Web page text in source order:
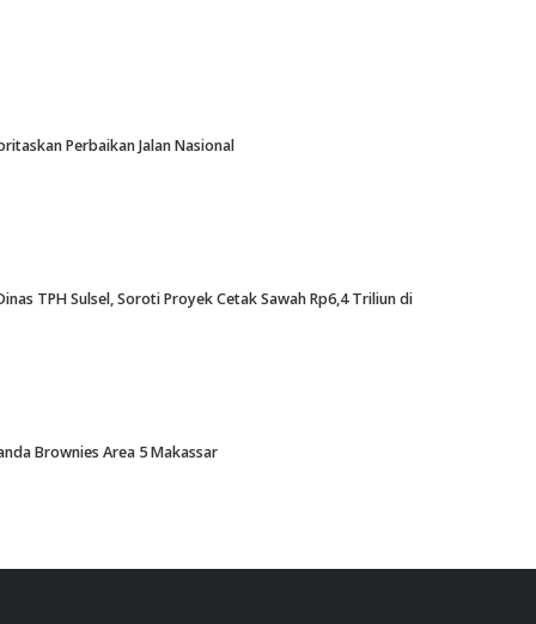
Perbaikan Jalan Nasional
TPH Sulsel, Soroti Proyek Cetak Sawah Rp6,4 Triliun di
Brownies Area 5 Makassar